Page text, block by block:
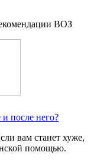
ВОЗ
после него?
вам станет хуже,
помощью.